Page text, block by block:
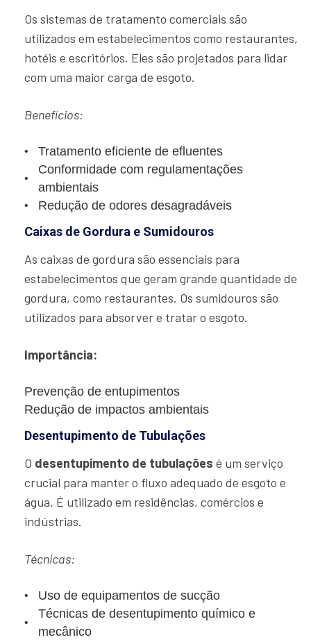
Os sistemas de tratamento comerciais são
utilizados em estabelecimentos como restaurantes,
hotéis e escritórios. Eles são projetados para lidar
com uma maior carga de esgoto.
Benefícios:
Tratamento eficiente de efluentes
Conformidade com regulamentações
ambientais
Redução de odores desagradáveis
Caixas de Gordura e Sumidouros
As caixas de gordura são essenciais para
estabelecimentos que geram grande quantidade de
gordura, como restaurantes. Os sumidouros são
utilizados para absorver e tratar o esgoto.
Importância:
Prevenção de entupimentos
Redução de impactos ambientais
Desentupimento de Tubulações
O desentupimento de tubulações é um serviço
crucial para manter o fluxo adequado de esgoto e
água. É utilizado em residências, comércios e
indústrias.
Técnicas:
Uso de equipamentos de sucção
Técnicas de desentupimento químico e
mecânico